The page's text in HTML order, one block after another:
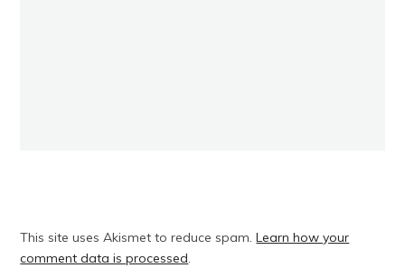
This site uses Akismet to reduce spam.Learn how your
comment data is processed.